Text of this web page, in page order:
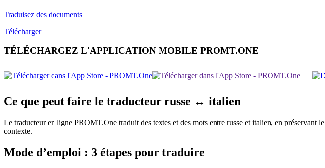
Traduisez des documents
Télécharger
TÉLÉCHARGEZ L'APPLICATION MOBILE PROMT.ONE
Ce que peut faire le traducteur russe ↔ italien
Le traducteur en ligne PROMT.One traduit des textes et des mots entre russe et italien, en préservant
contexte.
Mode d’emploi : 3 étapes pour traduire